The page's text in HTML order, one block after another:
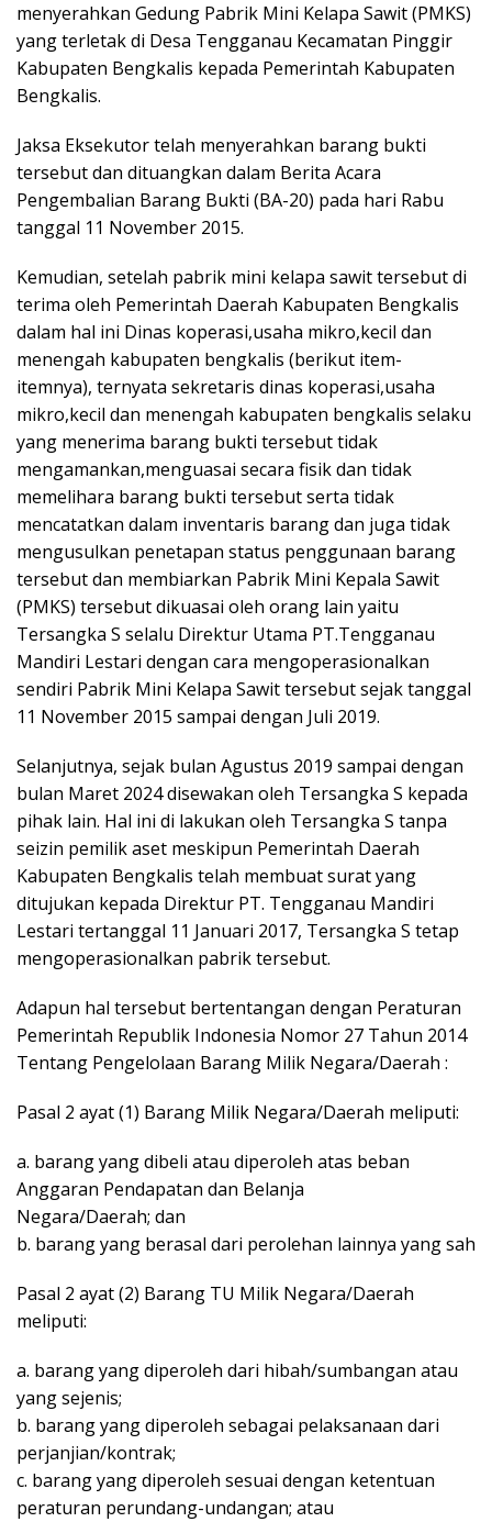
menyerahkan Gedung Pabrik Mini Kelapa Sawit (PMKS)
yang terletak di Desa Tengganau Kecamatan Pinggir
Kabupaten Bengkalis kepada Pemerintah Kabupaten
Bengkalis.
Jaksa Eksekutor telah menyerahkan barang bukti
tersebut dan dituangkan dalam Berita Acara
Pengembalian Barang Bukti (BA-20) pada hari Rabu
tanggal 11 November 2015.
Kemudian, setelah pabrik mini kelapa sawit tersebut di
terima oleh Pemerintah Daerah Kabupaten Bengkalis
dalam hal ini Dinas koperasi,usaha mikro,kecil dan
menengah kabupaten bengkalis (berikut item-
itemnya), ternyata sekretaris dinas koperasi,usaha
mikro,kecil dan menengah kabupaten bengkalis selaku
yang menerima barang bukti tersebut tidak
mengamankan,menguasai secara fisik dan tidak
memelihara barang bukti tersebut serta tidak
mencatatkan dalam inventaris barang dan juga tidak
mengusulkan penetapan status penggunaan barang
tersebut dan membiarkan Pabrik Mini Kepala Sawit
(PMKS) tersebut dikuasai oleh orang lain yaitu
Tersangka S selalu Direktur Utama PT.Tengganau
Mandiri Lestari dengan cara mengoperasionalkan
sendiri Pabrik Mini Kelapa Sawit tersebut sejak tanggal
11 November 2015 sampai dengan Juli 2019.
Selanjutnya, sejak bulan Agustus 2019 sampai dengan
bulan Maret 2024 disewakan oleh Tersangka S kepada
pihak lain. Hal ini di lakukan oleh Tersangka S tanpa
seizin pemilik aset meskipun Pemerintah Daerah
Kabupaten Bengkalis telah membuat surat yang
ditujukan kepada Direktur PT. Tengganau Mandiri
Lestari tertanggal 11 Januari 2017, Tersangka S tetap
mengoperasionalkan pabrik tersebut.
Adapun hal tersebut bertentangan dengan Peraturan
Pemerintah Republik Indonesia Nomor 27 Tahun 2014
Tentang Pengelolaan Barang Milik Negara/Daerah :
Pasal 2 ayat (1) Barang Milik Negara/Daerah meliputi:
a. barang yang dibeli atau diperoleh atas beban
Anggaran Pendapatan dan Belanja
Negara/Daerah; dan
b. barang yang berasal dari perolehan lainnya yang sah
Pasal 2 ayat (2) Barang TU Milik Negara/Daerah
meliputi:
a. barang yang diperoleh dari hibah/sumbangan atau
yang sejenis;
b. barang yang diperoleh sebagai pelaksanaan dari
perjanjian/kontrak;
c. barang yang diperoleh sesuai dengan ketentuan
peraturan perundang-undangan; atau